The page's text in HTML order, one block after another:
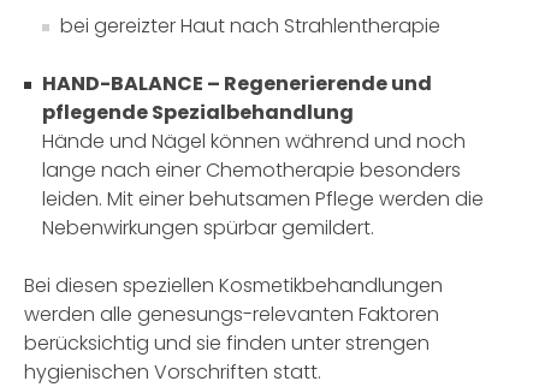
bei gereizter Haut nach Strahlentherapie
HAND-BALANCE – Regenerierende und
pflegende Spezialbehandlung
Hände und Nägel können während und noch
lange nach einer Chemotherapie besonders
leiden. Mit einer behutsamen Pflege werden die
Nebenwirkungen spürbar gemildert.
Bei diesen speziellen Kosmetikbehandlungen
werden alle genesungs-relevanten Faktoren
berücksichtig und sie finden unter strengen
hygienischen Vorschriften statt.